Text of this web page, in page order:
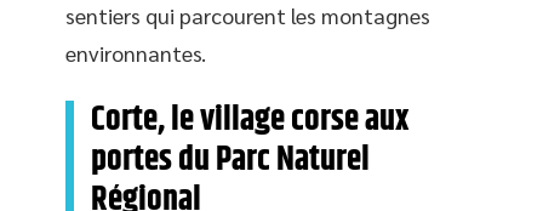
sentiers qui parcourent les montagnes
environnantes.
Corte, le village corse aux
portes du Parc Naturel
Régional